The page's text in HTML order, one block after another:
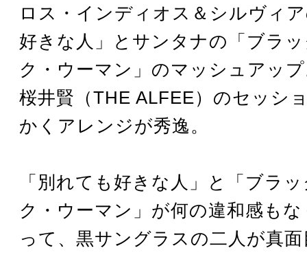
ロス・インディオス＆シルヴィ
好きな人」とサンタナの「ブラ
ク・ウーマン」のマッシュアッ
桜井賢（THE ALFEE）のセッシ
かくアレンジが秀逸。
「別れても好きな人」と「ブラ
ク・ウーマン」が何の違和感も
って、黒サングラスの二人が真